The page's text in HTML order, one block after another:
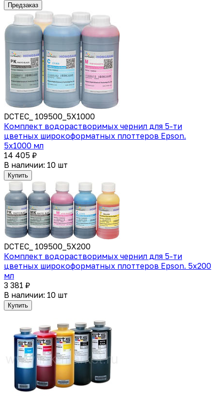
Предзаказ
DCTEC_ 109500_5X1000
Комплект водорастворимых чернил для 5-ти
цветных широкоформатных плоттеров Epson.
5x1000 мл
14 405 ₽
В наличии: 10 шт
Купить
DCTEC_ 109500_5X200
Комплект водорастворимых чернил для 5-ти
цветных широкоформатных плоттеров Epson. 5x200
мл
3 381 ₽
В наличии: 10 шт
Купить